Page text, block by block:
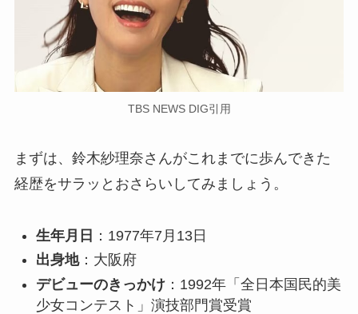
TBS NEWS DIG引用
まずは、鈴木紗理奈さんがこれまでに歩んできた
経歴をサラッとおさらいしてみましょう。
生年月日 ：1977年7月13日
出身地：大阪府
デビューのきっかけ：1992年「全日本国民的美
少女コンテスト」演技部門賞受賞